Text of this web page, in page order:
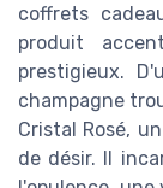
coffrets
produit
prestigieux.
champagne
Cristal Rosé,
de désir. Il